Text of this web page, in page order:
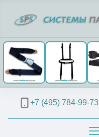
+7 (495) 784-99-73